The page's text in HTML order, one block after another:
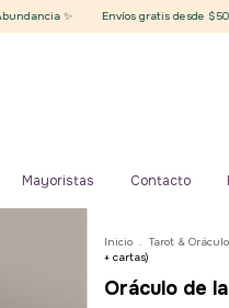
Envíos gratis desde $50.000
Mayoristas Contacto
Inicio . Tarot &
+ cartas)
Oráculo de